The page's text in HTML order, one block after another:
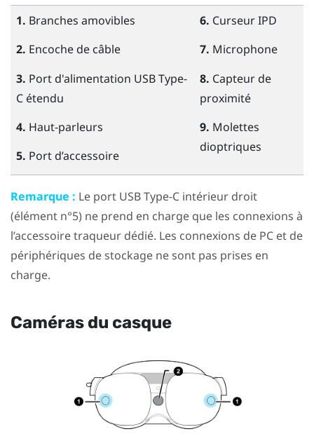
1. Branches amovibles
2. Encoche de câble
3. Port d'alimentation USB Type-
C étendu
4. Haut-parleurs
5. Port d’accessoire
6. Curseur IPD
7. Microphone
8. Capteur de
proximité
9. Molettes
dioptriques
Remarque : Le port USB Type-C intérieur droit
(élément n°5) ne prend en charge que les connexions à
l’accessoire traqueur dédié. Les connexions de PC et de
périphériques de stockage ne sont pas prises en
charge.
Caméras du casque